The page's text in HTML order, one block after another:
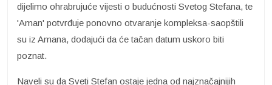
dijelimo ohrabrujuće vijesti o budućnosti Svetog Stefana, te
'Aman' potvrđuje ponovno otvaranje kompleksa-saopštili
su iz Amana, dodajući da će tačan datum uskoro biti
poznat.
Naveli su da Sveti Stefan ostaje jedna od najznačajnijih